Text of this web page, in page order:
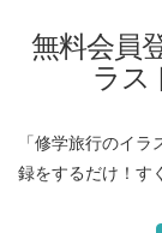
無料会員
ラス
「修学旅行のイ
録をするだけ！す